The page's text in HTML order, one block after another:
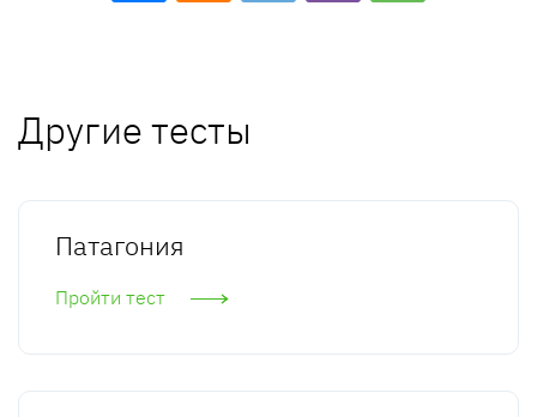
Другие тесты
Патагония
Пройти тест